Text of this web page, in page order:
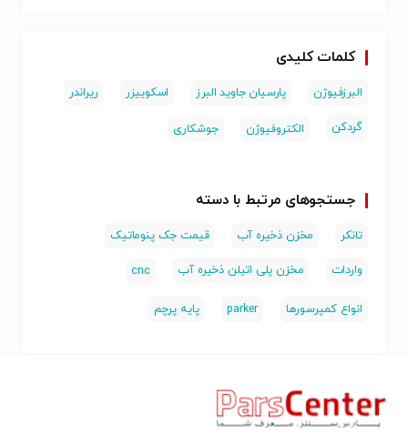
کلمات کلیدی
البرزفیوژن پارسیان جاوید البرز اسکوییزر ریراندر
گردکن الکتروفیوژن جوشکاری
جستجوهای مرتبط با دسته
تانکر مخزن ذخیره آب قیمت جک پنوماتیک
واردات مخزن پلی اتیلن ذخیره آب cnc
انواع کمپرسورها parker پایه پرچم